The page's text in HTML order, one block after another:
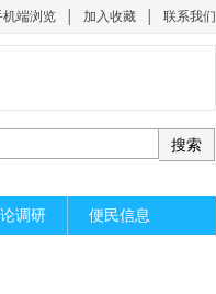
机端浏览 加入收藏 联系我们
调研 便民信息